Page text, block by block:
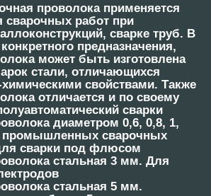
проволокаприменяется
сварочных работ при
сварке труб. В
предназначения,
может быть изготовлена
стали, отличающихся
свойствами. Также
отличается и по своему
сварки
диаметром 0,6, 0,8, 1,
промышленных сварочных
сварки под флюсом
стальная 3 мм. Для
стальная 5 мм.